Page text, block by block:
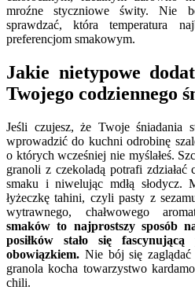
mroźne styczniowe świty. Nie
sprawdzać, która temperatura
preferencjom smakowym.
Jakie nietypowe
Twojego codziennego
Jeśli czujesz, że Twoje śniadania
wprowadzić do kuchni odrobinę
o których wcześniej nie myślałeś.
granoli z czekoladą potrafi zdziałać
smaku i niwelując mdłą słodycz.
łyżeczkę tahini, czyli pasty z
wytrawnego, chałwowego
smaków to najprostszy sposób
posiłków stało się
obowiązkiem. Nie bój się
granola kocha towarzystwo
chili.